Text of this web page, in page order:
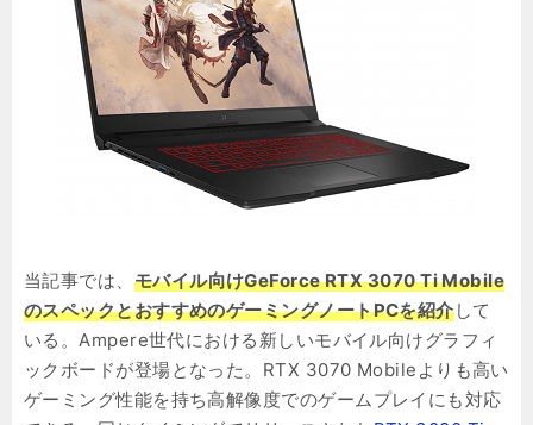
当記事では、 モバイル向けGeForce RTX 3070 Ti Mobile
のスペックとおすすめのゲーミングノートPCを紹介して
いる。Ampere世代における新しいモバイル向けグラフィ
ックボードが登場となった。RTX 3070 Mobileよりも高い
ゲーミング性能を持ち高解像度でのゲームプレイにも対応